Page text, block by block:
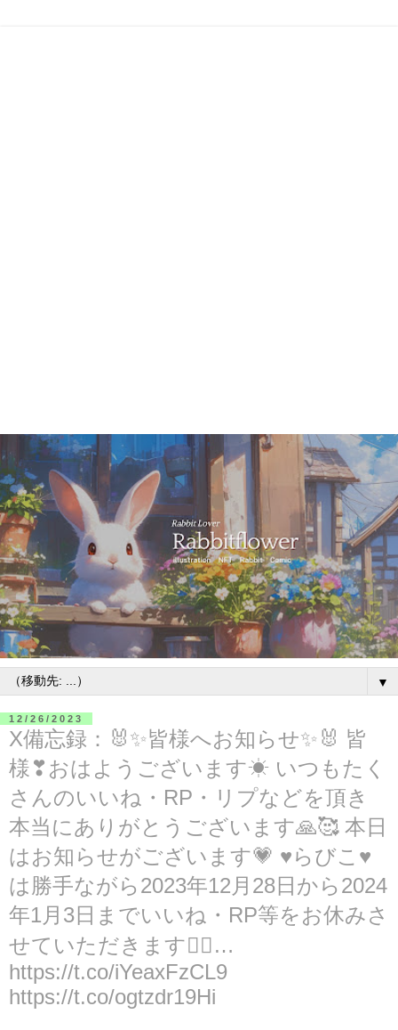
▼
12/26/2023
X備忘録：🐰✨皆様へお知らせ✨🐰 皆
様❣おはようございます☀ いつもたく
さんのいいね・RP・リプなどを頂き
本当にありがとうございます🙏🥰 本日
はお知らせがございます💗 ♥らびこ♥
は勝手ながら2023年12月28日から2024
年1月3日までいいね・RP等をお休みさ
せていただきます🙇‍♀️…
https://t.co/iYeaxFzCL9
https://t.co/ogtzdr19Hi